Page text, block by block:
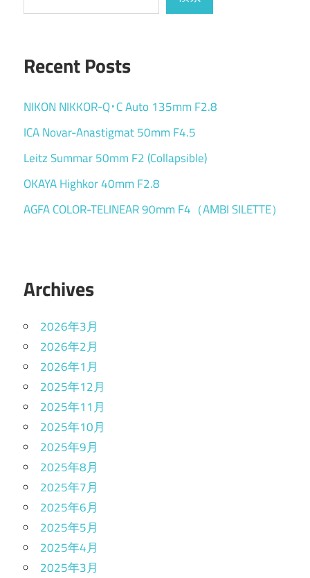
Recent Posts
NIKON NIKKOR-Q･C Auto 135mm F2.8
ICA Novar-Anastigmat 50mm F4.5
Leitz Summar 50mm F2 (Collapsible)
OKAYA Highkor 40mm F2.8
AGFA COLOR-TELINEAR 90mm F4（AMBI SILETTE）
Archives
2026年3月
2026年2月
2026年1月
2025年12月
2025年11月
2025年10月
2025年9月
2025年8月
2025年7月
2025年6月
2025年5月
2025年4月
2025年3月